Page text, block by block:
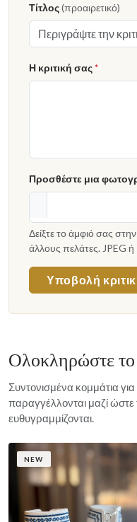
Τίτλος(προαιρετικό)
Η κριτική σας*
Προσθέστε μια
Δείξτε το άμφιό σας
άλλους πελάτες. JPEG
Υποβολή
Ολοκληρώστε
Συντονισμένα κομμάτια
παραγγέλλονται μαζί
ευθυγραμμίζονται.
NEW